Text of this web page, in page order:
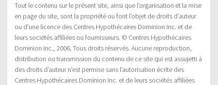
Tout le contenu sur le présent site, ainsi que l’organisation et la mise
en page du site, sont la propriété ou font l’objet de droits d’auteur
ou d’une licence des Centres Hypothécaires Dominion Inc. et de
leurs sociétés affiliées ou fournisseurs. © Centres Hypothécaires
Dominion Inc., 2006. Tous droits réservés. Aucune reproduction,
distribution ou transmission du contenu de ce site qui est assujetti à
des droits d’auteur n’est permise sans l’autorisation écrite des
Centres Hypothécaires Dominion Inc. et de leurs sociétés affiliées